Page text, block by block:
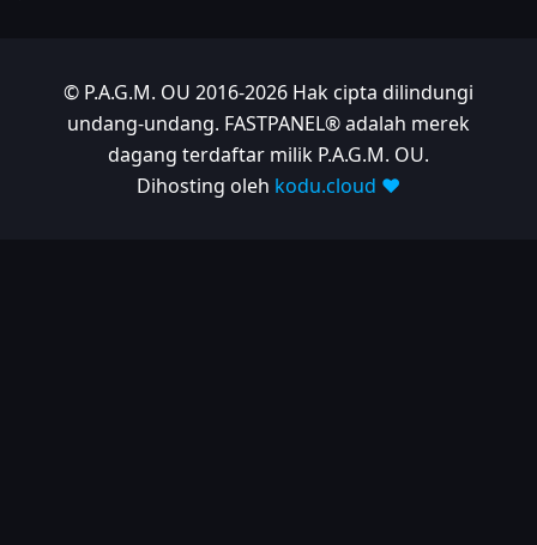
© P.A.G.M. OU 2016-2026 Hak cipta dilindungi
undang-undang. FASTPANEL® adalah merek
dagang terdaftar milik P.A.G.M. OU.
Dihosting oleh kodu.cloud ❤️